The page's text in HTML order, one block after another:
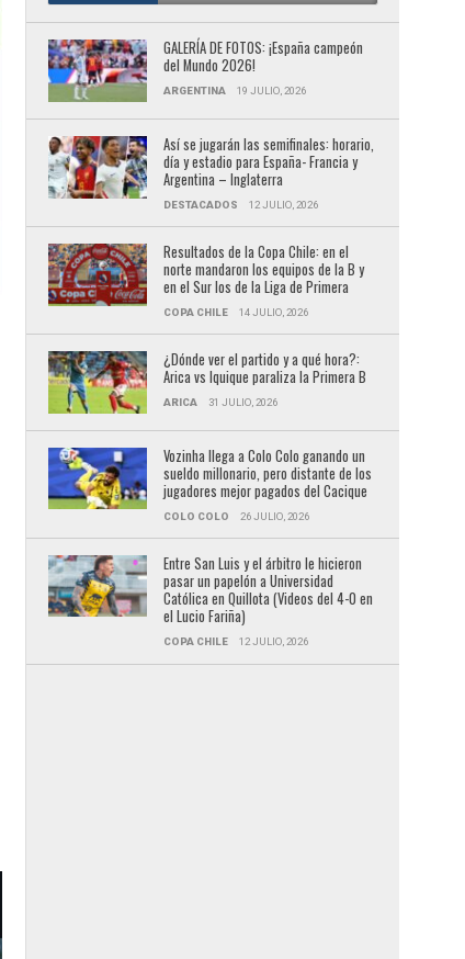
GALERÍA DE FOTOS: ¡España campeón
del Mundo 2026!
ARGENTINA 19 JULIO, 2026
Así se jugarán las semifinales: horario,
día y estadio para España- Francia y
Argentina – Inglaterra
DESTACADOS 12 JULIO, 2026
Resultados de la Copa Chile: en el
norte mandaron los equipos de la B y
en el Sur los de la Liga de Primera
COPA CHILE 14 JULIO, 2026
¿Dónde ver el partido y a qué hora?:
Arica vs Iquique paraliza la Primera B
ARICA 31 JULIO, 2026
Vozinha llega a Colo Colo ganando un
sueldo millonario, pero distante de los
jugadores mejor pagados del Cacique
COLO COLO 26 JULIO, 2026
Entre San Luis y el árbitro le hicieron
pasar un papelón a Universidad
Católica en Quillota (Videos del 4-0 en
el Lucio Fariña)
COPA CHILE 12 JULIO, 2026